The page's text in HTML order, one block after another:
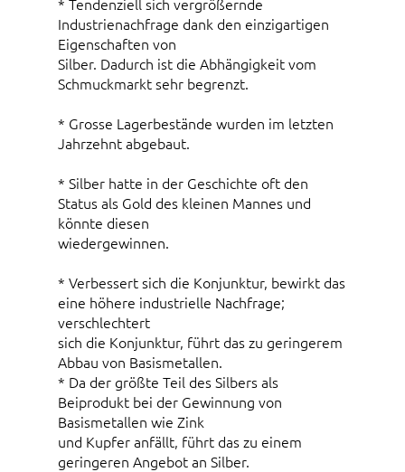
Industrienachfrage dank den einzigartigen
Eigenschaften von
Silber. Dadurch ist die Abhängigkeit vom
Schmuckmarkt sehr begrenzt.
* Grosse Lagerbestände wurden im letzten
Jahrzehnt abgebaut.
* Silber hatte in der Geschichte oft den
Status als Gold des kleinen Mannes und
könnte diesen
wiedergewinnen.
* Verbessert sich die Konjunktur, bewirkt das
eine höhere industrielle Nachfrage;
verschlechtert
sich die Konjunktur, führt das zu geringerem
Abbau von Basismetallen.
* Da der größte Teil des Silbers als
Beiprodukt bei der Gewinnung von
Basismetallen wie Zink
und Kupfer anfällt, führt das zu einem
geringeren Angebot an Silber.